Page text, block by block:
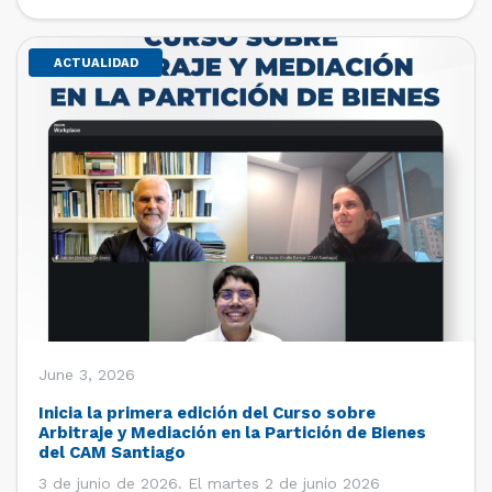
de estudiantes de […]
ACTUALIDAD
June 3, 2026
Inicia la primera edición del Curso sobre
Arbitraje y Mediación en la Partición de Bienes
del CAM Santiago
3 de junio de 2026. El martes 2 de junio 2026